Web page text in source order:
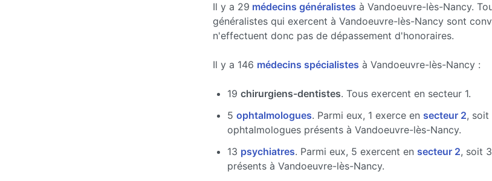
Il y a 29 médecins généralistes à Vandoeuvre-lès-Nancy.
généralistes qui exercent à Vandoeuvre-lès-Nancy sont
n'effectuent donc pas de dépassement d'honoraires.
Il y a 146 médecins spécialistes à Vandoeuvre-lès-Nancy :
19 chirurgiens-dentistes. Tous exercent en secteur 1.
5 ophtalmologues. Parmi eux, 1 exerce en secteur 2, soit
ophtalmologues présents à Vandoeuvre-lès-Nancy.
13 psychiatres. Parmi eux, 5 exercent en secteur 2, soit
présents à Vandoeuvre-lès-Nancy.